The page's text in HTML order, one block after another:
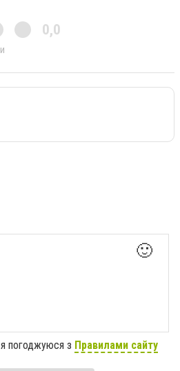
0,0
🙂
погоджуюся з Правилами сайту